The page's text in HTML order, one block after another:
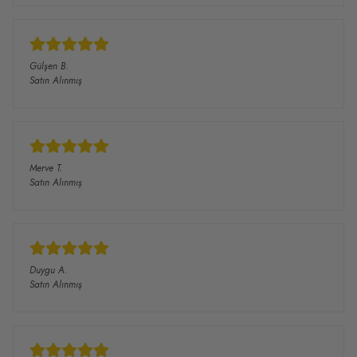
Gülşen B.
Satın Alınmış
Merve T.
Satın Alınmış
Duygu A.
Satın Alınmış